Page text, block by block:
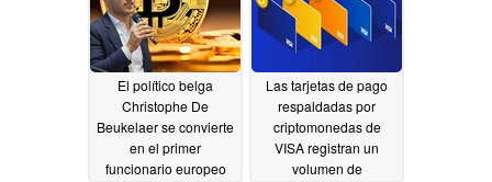
01/30/2022
El político belga
Christophe De
Beukelaer se convierte
en el primer
funcionario europeo
Las tarjetas de pago
respaldadas por
criptomonedas de
VISA registran un
volumen de